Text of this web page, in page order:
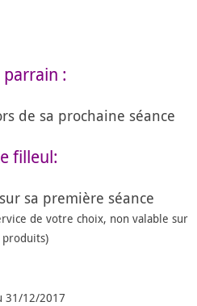
parrain :
de sa prochaine séance
filleul:
sa première séance
de votre choix, non valable sur
produits)
31/12/2017